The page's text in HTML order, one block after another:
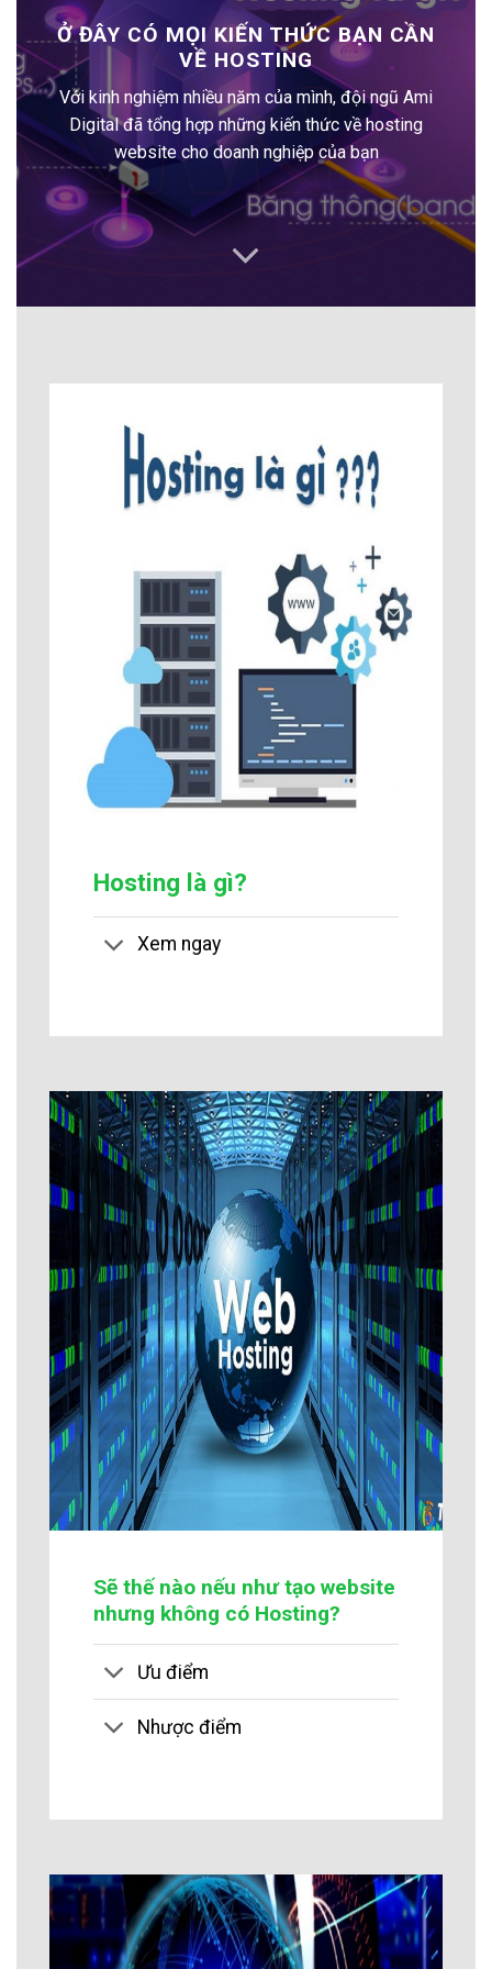
Ở ĐÂY CÓ MỌI KIẾN THỨC BẠN CẦN
VỀ HOSTING
Với kinh nghiệm nhiều năm của mình, đội ngũ Ami
Digital đã tổng hợp những kiến thức về hosting
website cho doanh nghiệp của bạn
Hosting là gì?
Xem ngay
Sẽ thế nào nếu như tạo website
nhưng không có Hosting?
Ưu điểm
Nhược điểm